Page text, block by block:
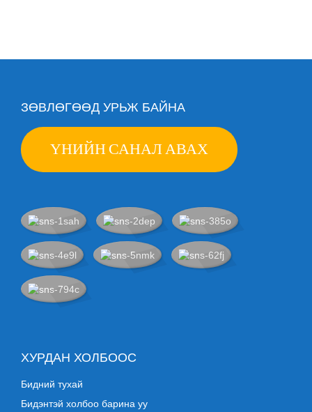
ЗӨВЛӨГӨӨД УРЬЖ БАЙНА
ҮНИЙН САНАЛ АВАХ
ХУРДАН ХОЛБООС
Бидний тухай
Бидэнтэй холбоо барина уу